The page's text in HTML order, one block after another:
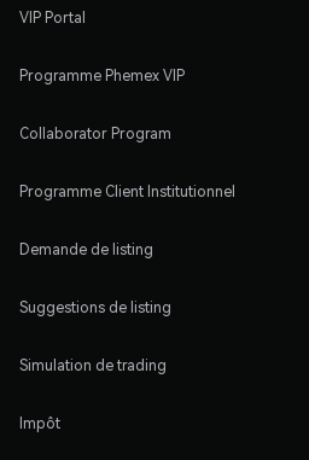
VIP Portal
Programme Phemex VIP
Collaborator Program
Programme Client Institutionnel
Demande de listing
Suggestions de listing
Simulation de trading
Impôt